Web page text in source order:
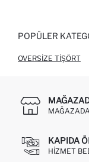
POPÜLER
OVERSIZE TIŞÖRT
KAPIDA
HIZMET